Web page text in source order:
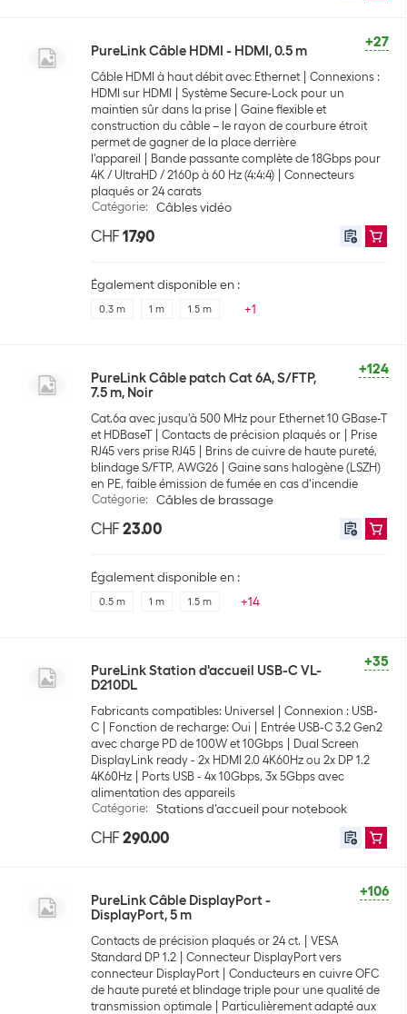
+27
PureLink Câble HDMI - HDMI, 0.5 m
Câble HDMI à haut débit avec Ethernet
Connexions :
HDMI sur HDMI
Système Secure-Lock pour un
maintien sûr dans la prise
Gaine flexible et
construction du câble – le rayon de courbure étroit
permet de gagner de la place derrière
l'appareil
Bande passante complète de 18Gbps pour
4K / UltraHD / 2160p à 60 Hz (4:4:4)
Connecteurs
plaqués or 24 carats
Catégorie: Câbles vidéo
CHF 17.90
Également disponible en :
0.3 m 1 m 1.5 m +1
+124
PureLink Câble patch Cat 6A, S/FTP,
7.5 m, Noir
Cat.6a avec jusqu'à 500 MHz pour Ethernet 10 GBase-T
et HDBaseT
Contacts de précision plaqués or
Prise
RJ45 vers prise RJ45
Brins de cuivre de haute pureté,
blindage S/FTP, AWG26
Gaine sans halogène (LSZH)
en PE, faible émission de fumée en cas d'incendie
Catégorie: Câbles de brassage
CHF 23.00
Également disponible en :
0.5 m 1 m 1.5 m +14
+35
PureLink Station d'accueil USB-C VL-
D210DL
Fabricants compatibles: Universel
Connexion : USB-
C
Fonction de recharge: Oui
Entrée USB-C 3.2 Gen2
avec charge PD de 100W et 10Gbps
Dual Screen
DisplayLink ready - 2x HDMI 2.0 4K60Hz ou 2x DP 1.2
4K60Hz
Ports USB - 4x 10Gbps, 3x 5Gbps avec
alimentation des appareils
Catégorie: Stations d’accueil pour notebook
CHF 290.00
+106
PureLink Câble DisplayPort -
DisplayPort, 5 m
Contacts de précision plaqués or 24 ct.
VESA
Standard DP 1.2
Connecteur DisplayPort vers
connecteur DisplayPort
Conducteurs en cuivre OFC
de haute pureté et blindage triple pour une qualité de
transmission optimale
Particulièrement adapté aux